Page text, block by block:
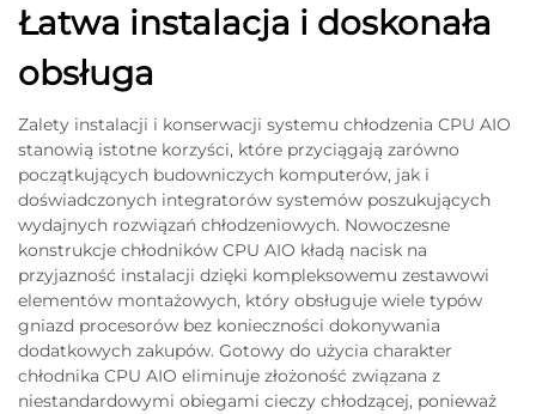
Łatwa instalacja i doskonała
obsługa
Zalety instalacji i konserwacji systemu chłodzenia CPU AIO
stanowią istotne korzyści, które przyciągają zarówno
początkujących budowniczych komputerów, jak i
doświadczonych integratorów systemów poszukujących
wydajnych rozwiązań chłodzeniowych. Nowoczesne
konstrukcje chłodników CPU AIO kładą nacisk na
przyjazność instalacji dzięki kompleksowemu zestawowi
elementów montażowych, który obsługuje wiele typów
gniazd procesorów bez konieczności dokonywania
dodatkowych zakupów. Gotowy do użycia charakter
chłodnika CPU AIO eliminuje złożoność związana z
niestandardowymi obiegami cieczy chłodzącej, ponieważ